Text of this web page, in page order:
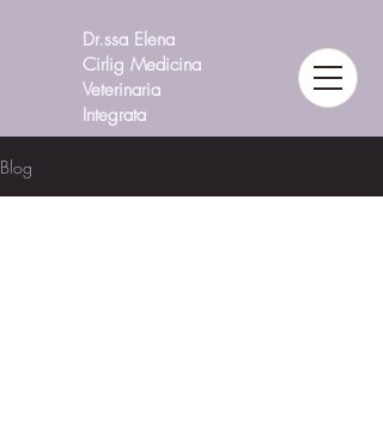
Dr.ssa Elena
Cirlig Medicina
Veterinaria
Integrata
Blog